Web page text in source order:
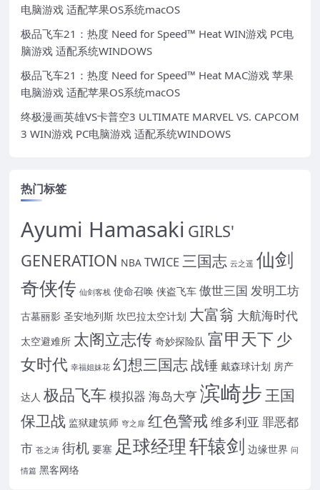
电脑游戏 适配苹果OS系统macOS
极品飞车21：热度 Need for Speed™ Heat WIN游戏 PC电
脑游戏 适配系统WINDOWS
极品飞车21：热度 Need for Speed™ Heat MAC游戏 苹果
电脑游戏 适配苹果OS系统macOS
终极漫画英雄VS卡普空3 ULTIMATE MARVEL VS. CAPCOM
3 WIN游戏 PC电脑游戏 适配系统WINDOWS
热门标签
Ayumi Hamasaki GIRLS'
GENERATION NBA TWICE三国志 云之遥 仙剑
奇侠传 仙剑客栈 使命召唤 侠盗飞车 傲世三国 发明工坊
古墓丽影 圣安地列斯 坎巴拉太空计划 大富翁 大航海时代
太空避难所 太阁立志传 奇妙探险队 富甲天下 少
女时代 幸福姐妹花 幻想三国志战锤 戴森球计划 房产
达人 极品飞车 模拟器 海岛大亨滨崎步王国
保卫战 监狱建筑师 穹之扉 红色警戒 维多利亚 罪恶都
市 苍之涛 街机 要塞 足球经理轩辕剑 边缘世界 问
情篇 黑客网络